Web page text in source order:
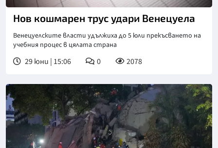
Нов кошмарен трус удари Венецуела
Венецуелските власти удължиха до 5 юли прекъсването на
учебния процес в цялата страна
29 юни | 15:06 0 2078